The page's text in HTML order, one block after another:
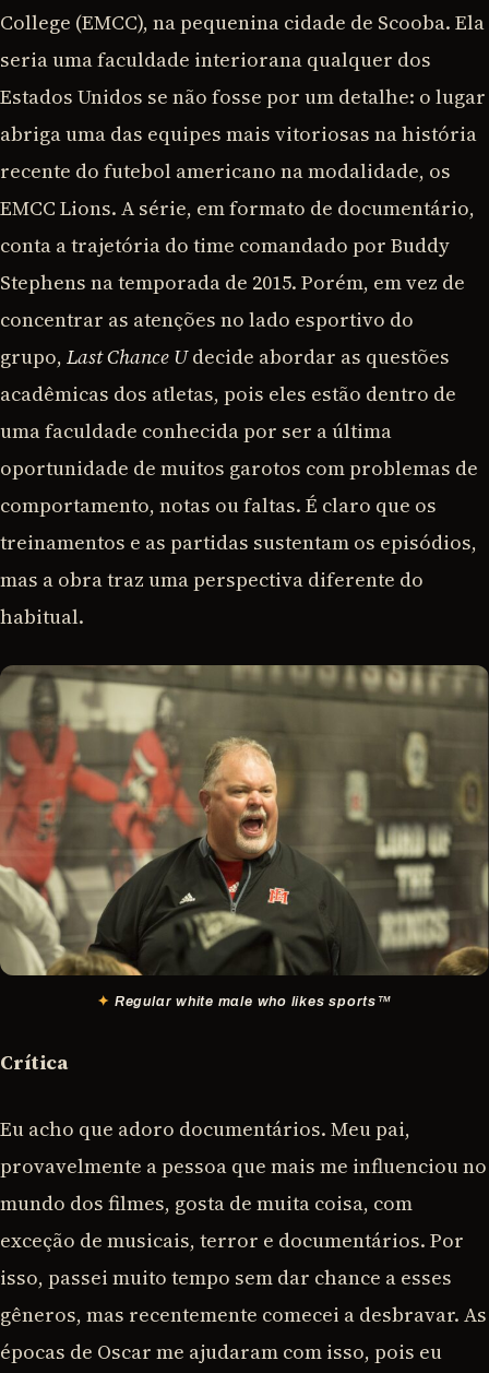
College (EMCC), na pequenina cidade de Scooba. Ela
seria uma faculdade interiorana qualquer dos
Estados Unidos se não fosse por um detalhe: o lugar
abriga uma das equipes mais vitoriosas na história
recente do futebol americano na modalidade, os
EMCC Lions. A série, em formato de documentário,
conta a trajetória do time comandado por Buddy
Stephens na temporada de 2015. Porém, em vez de
concentrar as atenções no lado esportivo do
grupo, Last Chance Udecide abordar as questões
acadêmicas dos atletas, pois eles estão dentro de
uma faculdade conhecida por ser a última
oportunidade de muitos garotos com problemas de
comportamento, notas ou faltas. É claro que os
treinamentos e as partidas sustentam os episódios,
mas a obra traz uma perspectiva diferente do
habitual.
Regular white male who likes sports™
Crítica
Eu acho que adoro documentários. Meu pai,
provavelmente a pessoa que mais me influenciou no
mundo dos filmes, gosta de muita coisa, com
exceção de musicais, terror e documentários. Por
isso, passei muito tempo sem dar chance a esses
gêneros, mas recentemente comecei a desbravar. As
épocas de Oscar me ajudaram com isso, pois eu